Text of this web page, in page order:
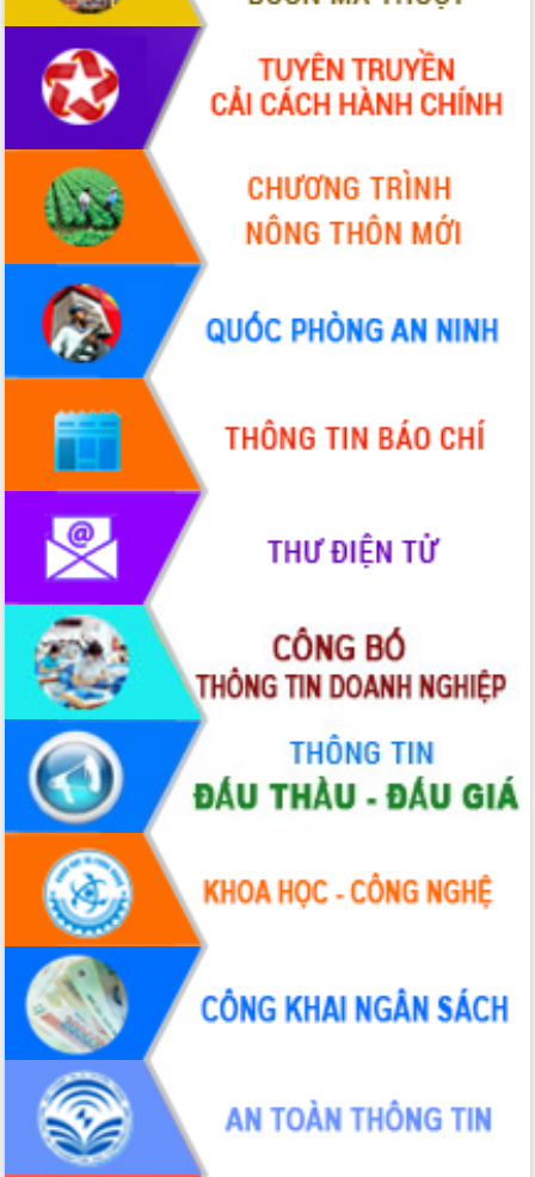
Quyết liệt cải cách hành chính, khơi thông nguồn
Nâng cao hiệu lực, hiệu quả HĐND tỉnh thông qua
hiện đại hóa hành chính
Xã Ea Phê gắn cải cách hành chính với chuyển đổi
số
Phó Chủ tịch Thường trực UBND tỉnh Hồ Thị
Nguyên Thảo làm việc tại Trung tâm Phục vụ hành
chính công xã Ea Phê
Xây dựng nền hành chính số đồng hành cùng nông
dân dân, doanh nghiệp
Giai đoạn 2026-2030, Đắk Lắk phấn đấu có 77%
xã đạt chuẩn nông thôn mới
Chuyển đổi số 'mở đường' cho nông nghiệp Đắk
Lắk tăng trưởng bứt phá
Triển khai đồng bộ đo đạc, lập hồ sơ địa chính,
hoàn thiện cơ sở dữ liệu đất đai
Ứng dụng sinh trắc học - Bước tiến trong hành
trình chuyển đổi số tại Đắk Lắk
Đắk Lắk nâng cao hiệu quả công tác Đảng từ Sổ
tay đảng viên điện tử
Đắk Lắk đẩy mạnh nuôi biển công nghệ, hướng tới
phát triển thủy sản bền vững
Tập huấn nâng cao năng lực triển khai chuyển đổi
số cho cán bộ, công chức cấp xã
Đắk Lắk phát động hưởng ứng Ngày Quyền của
người tiêu dùng Việt Nam 2026
Đẩy mạnh cải cách hành chính, quyết tâm đạt
được mục tiêu tăng trưởng hai con số trong năm
2026
Tổ chức trang trọng Lễ hội Đền thờ Lương Văn
Chánh năm 2026
Phó Bí thư Tỉnh ủy Đắk Lắk Đỗ Hữu Huy giữ chức
Bí thư Đảng ủy Ủy Ban Nhân dân tỉnh
Bệnh án điện tử thúc đẩy chuyển đổi số y tế tại
Đắk Lắk
Chuyển đổi số thư viện: Mở rộng không gian tri
thức trong thời đại số
Đánh giá, rút kinh nghiệm công tác tổ chức diễn
tập trước ngày bầu cử
Chương trình “Gặp gỡ hữu nghị – Friendship
Meeting New Year 2026”
Bầu cử Quốc hội và HĐND: Cử tri Đắk Lắk gửi
gắm niềm tin, kỳ vọng vào lá phiếu